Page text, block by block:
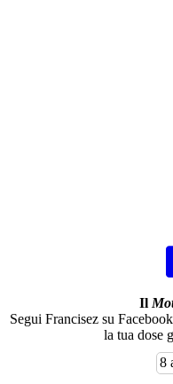
Il
Segui Francisez su
la tua dose
8